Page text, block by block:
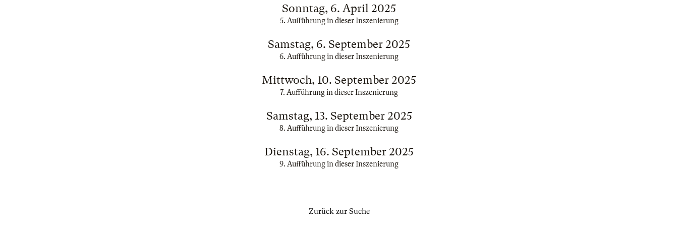
Sonntag, 6. April 2025
5. Aufführung in dieser Inszenierung
Samstag, 6. September 2025
6. Aufführung in dieser Inszenierung
Mittwoch, 10. September 2025
7. Aufführung in dieser Inszenierung
Samstag, 13. September 2025
8. Aufführung in dieser Inszenierung
Dienstag, 16. September 2025
9. Aufführung in dieser Inszenierung
Zurück zur Suche